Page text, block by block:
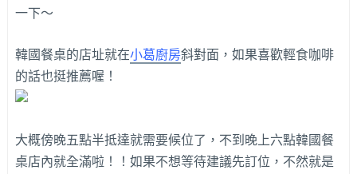
一下～
韓國餐桌的店址就在小葛廚房斜對面，如果喜歡輕食咖啡
的話也挺推薦喔！
大概傍晚五點半抵達就需要候位了，不到晚上六點韓國餐
桌店內就全滿啦！！如果不想等待建議先訂位，不然就是